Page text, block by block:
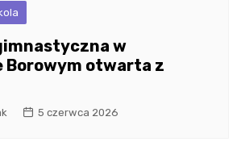
w
Borowym otwarta z
5 czerwca 2026